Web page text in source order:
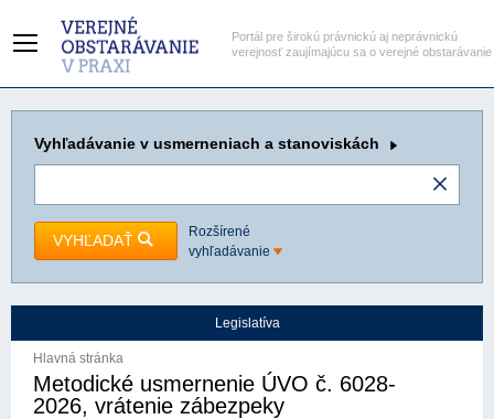
Portál pre širokú právnickú aj neprávnickú
verejnosť zaujímajúcu sa o verejné obstarávanie
Vyhľadávanie v usmerneniach a stanoviskách
VYHĽADAŤ
Rozšírené
vyhľadávanie
Legislatíva
Hlavná stránka
Metodické usmernenie ÚVO č. 6028-
2026, vrátenie zábezpeky